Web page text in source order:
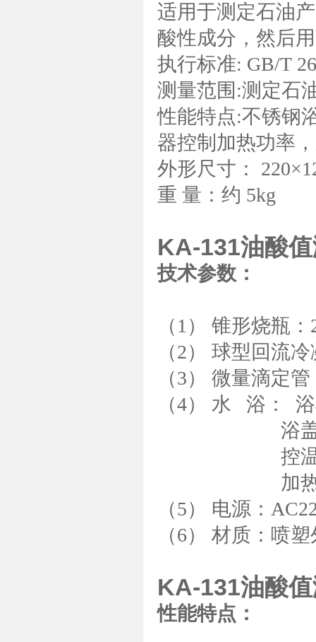
适用于测定石油
酸性成分，然后
执行标准: GB/T
测量范围:测定石
性能特点:不锈钢
器控制加热功率
外形尺寸：
重 量：约 5kg
KA-131油酸
技术参数：
（1） 锥形烧瓶
（2） 球型回流
（3） 微量滴定
（4） 水 浴：
浴盖孔尺
控温范围
加热功率
（5） 电源：
（6） 材质：喷
KA-131油酸
性能特点：